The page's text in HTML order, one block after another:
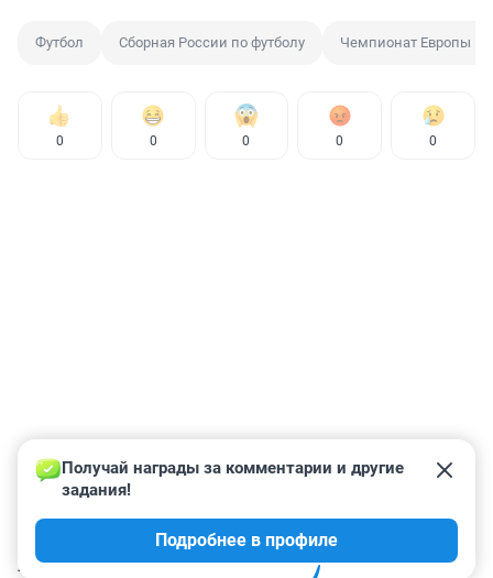
Футбол Сборная России по футболу Чемпионат Европы по
0 0 0 0 0
КОММЕНТАРИИ 79
Получай награды за комментарии и другие
задания!
Подробнее в профиле